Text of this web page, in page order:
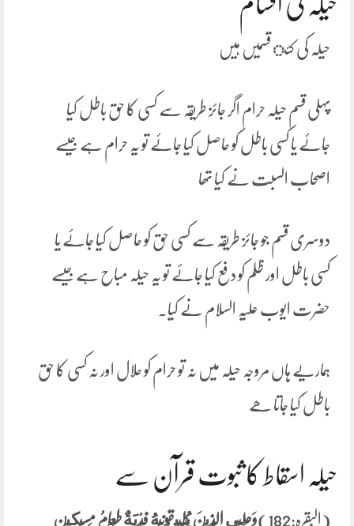
حیلہ کی کئ قسمیں ہیں
پہلی قسم حیلہ حرام اگر جائز طریقہ سے کسی کا حق باطل کیا
جائے یا کسی باطل کو حاصل کیا جائے تو یہ حرام ہے جیسے
اصحاب السبت نے کیا تھا
دوسری قسم جو جائز طریقہ سے کسی حق کو حاصل کیا جائے یا
کسی باطل اور ظلم کو دفع کیا جائے تو یہ حیلہ مباح ہے جیسے
حضرت ایوب علیہ السلام نے کیا۔
ہماریے ہاں مروجہ حیلہ میں نہ تو حرام کو حلال اور نہ کسی کا حق
باطل کیا جاتا ھے
حیلہ اسقاط کا ثبوت قرآن سے
(البقرہ:182) وَعَلَى الَّذِينَ يُطِيقُونَهُ فِدْيَةٌ طَعَامُ مِسْكِينٍ